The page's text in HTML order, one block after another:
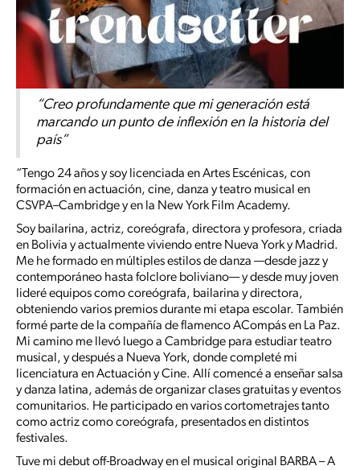
“Creo profundamente que mi generación está
marcando un punto de inflexión en la historia del
país”
“Tengo 24 años y soy licenciada en Artes Escénicas, con
formación en actuación, cine, danza y teatro musical en
CSVPA–Cambridge y en la New York Film Academy.
Soy bailarina, actriz, coreógrafa, directora y profesora, criada
en Bolivia y actualmente viviendo entre Nueva York y Madrid.
Me he formado en múltiples estilos de danza —desde jazz y
contemporáneo hasta folclore boliviano— y desde muy joven
lideré equipos como coreógrafa, bailarina y directora,
obteniendo varios premios durante mi etapa escolar. También
formé parte de la compañía de flamenco ACompás en La Paz.
Mi camino me llevó luego a Cambridge para estudiar teatro
musical, y después a Nueva York, donde completé mi
licenciatura en Actuación y Cine. Allí comencé a enseñar salsa
y danza latina, además de organizar clases gratuitas y eventos
comunitarios. He participado en varios cortometrajes tanto
como actriz como coreógrafa, presentados en distintos
festivales.
Tuve mi debut off-Broadway en el musical original BARBA – A